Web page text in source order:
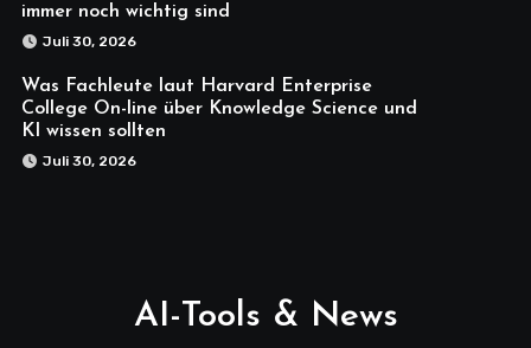
immer noch wichtig sind
Juli 30, 2026
Was Fachleute laut Harvard Enterprise
College On-line über Knowledge Science und
KI wissen sollten
Juli 30, 2026
AI-Tools & News